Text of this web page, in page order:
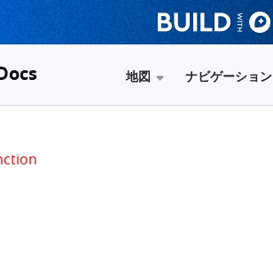
地図 ナビゲーション